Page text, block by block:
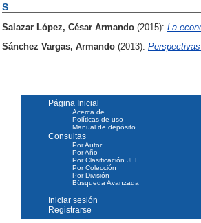
S
Salazar López, César Armando (2015): La
Sánchez Vargas, Armando (2013):
Página Inicial
Acerca de
Políticas de uso
Manual de depósito
Consultas
Por Autor
Por Año
Por Clasificación JEL
Por Colección
Por División
Búsqueda Avanzada
Iniciar sesión
Registrarse